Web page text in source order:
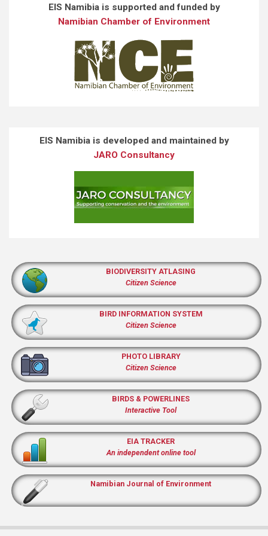
EIS Namibia is supported and funded by
Namibian Chamber of Environment
EIS Namibia is developed and maintained by
JARO Consultancy
BIODIVERSITY ATLASING
Citizen Science
BIRD INFORMATION SYSTEM
Citizen Science
PHOTO LIBRARY
Citizen Science
BIRDS & POWERLINES
Interactive Tool
EIA TRACKER
An independent online tool
Namibian Journal of Environment